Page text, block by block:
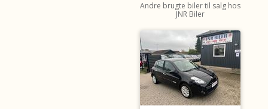
Andre brugte biler til salg hos
JNR Biler